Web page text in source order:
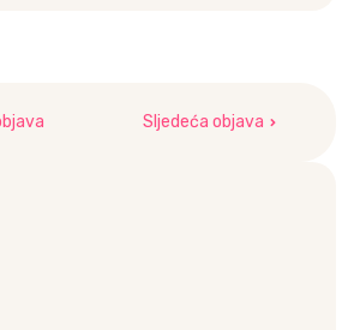
Sljedeća objava